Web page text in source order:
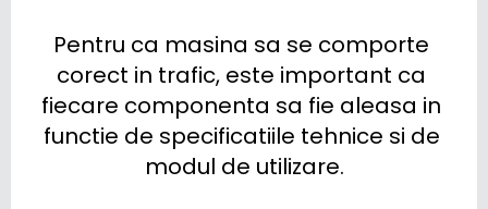
Pentru ca masina sa se comporte
corect in trafic, este important ca
fiecare componenta sa fie aleasa in
functie de specificatiile tehnice si de
modul de utilizare.